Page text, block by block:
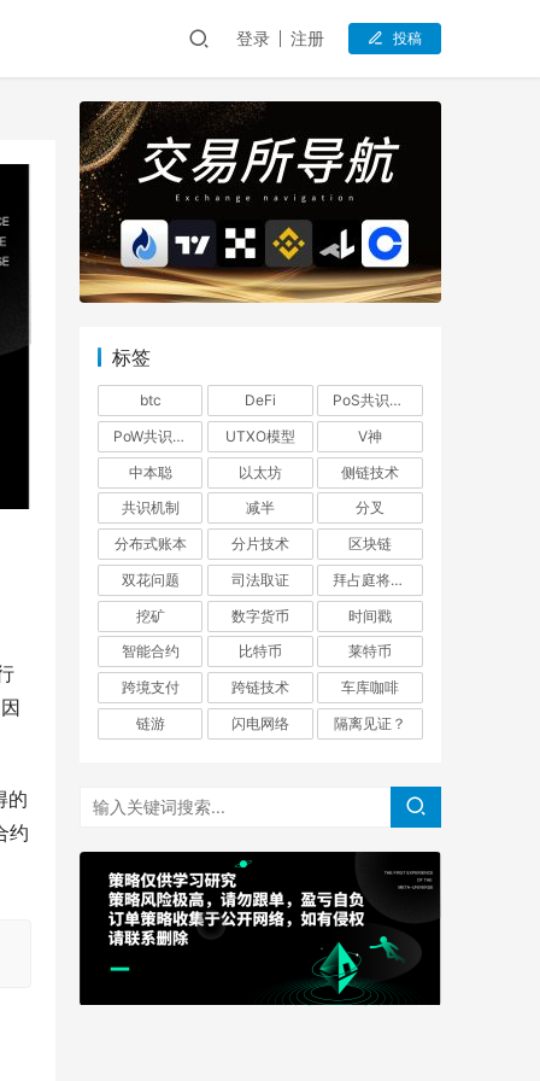
登录 注册 投稿
的
约
标签
btc DeFi
PoS共识机制
PoW共识机制
UTXO模型
V神
中本聪
以太坊
侧链技术
共识机制
减半
分叉
分布式账本
分片技术
区块链
双花问题
司法取证
拜占庭将军问题
挖矿
数字货币
时间戳
智能合约
比特币
莱特币
跨境支付
跨链技术
车库咖啡
链游
闪电网络 隔离见证？